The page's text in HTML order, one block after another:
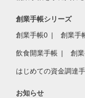
創業手帳シリーズ
創業手帳0 創業手
飲食開業手帳 創
はじめての資金調達
お知らせ